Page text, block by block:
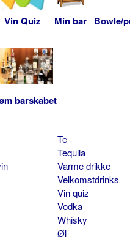
Vin Quiz Min bar Bowle/
barskabet
Te
Tequila
Varme drikke
Velkomstdrinks
Vin quiz
Vodka
Whisky
Øl